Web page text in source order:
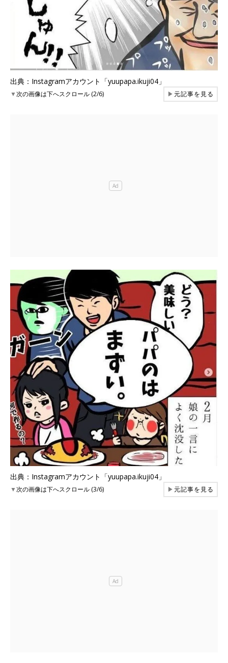
出典：Instagramアカウント「yuupapa.ikuji04」
▼次の画像は下へスクロール (2/6) ▶元記事を見る
出典：Instagramアカウント「yuupapa.ikuji04」
▼次の画像は下へスクロール (3/6) ▶元記事を見る